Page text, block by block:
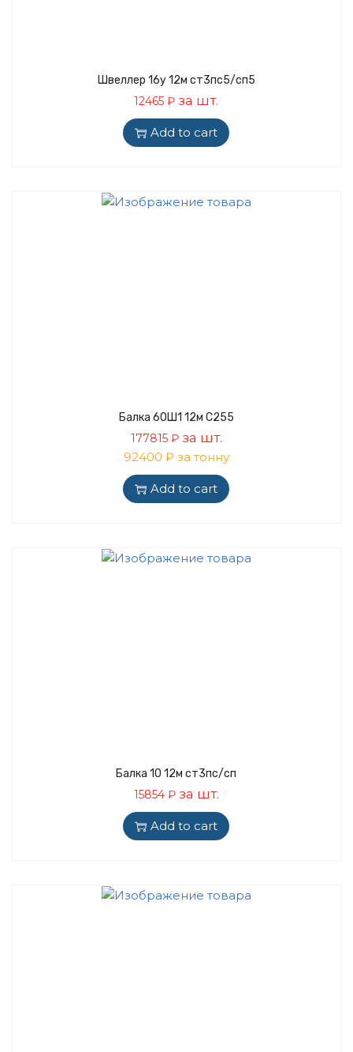
Швеллер 16у 12м ст3пс5/сп5
12465₽ за шт.
Add to cart
Балка 60Ш1 12м С255
177815 ₽за шт.
92400 ₽ за тонну
Add to cart
Балка 10 12м ст3пс/сп
15854 ₽за шт.
Add to cart